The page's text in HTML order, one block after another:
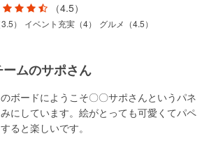
（4.5）
） イベント充実（4）
グルメ（4.5）
ムのサポさん
ボードにようこそ〇〇サポさんというパネ
にしています。絵がとっても可愛くてパペ
ると楽しいです。